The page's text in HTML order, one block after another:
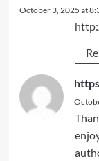
October 3, 2025 at